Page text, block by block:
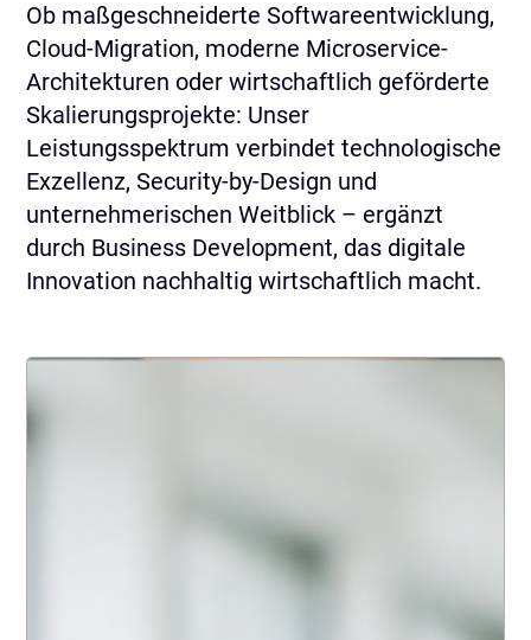
Ob maßgeschneiderte Softwareentwicklung,
Cloud-Migration, moderne Microservice-
Architekturen oder wirtschaftlich geförderte
Skalierungsprojekte: Unser
Leistungsspektrum verbindet technologische
Exzellenz, Security-by-Design und
unternehmerischen Weitblick – ergänzt
durch Business Development, das digitale
Innovation nachhaltig wirtschaftlich macht.